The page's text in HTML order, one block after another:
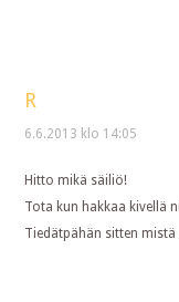
R
6.6.2013 klo 14:05
Hitto mikä säiliö!
Tota kun hakkaa kivellä
Tiedätpähän sitten mistä